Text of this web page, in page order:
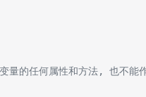
的任何属性和方法, 也不能